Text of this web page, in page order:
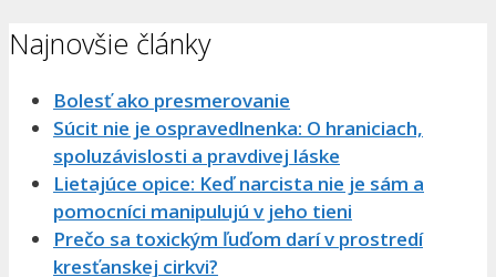
Najnovšie články
Bolesť ako presmerovanie
Súcit nie je ospravedlnenka: O hraniciach,
spoluzávislosti a pravdivej láske
Lietajúce opice: Keď narcista nie je sám a
pomocníci manipulujú v jeho tieni
Prečo sa toxickým ľuďom darí v prostredí
kresťanskej cirkvi?